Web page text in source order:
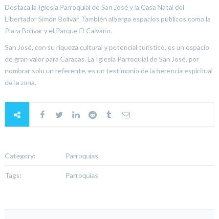
Destaca la Iglesia Parroquial de San José y la Casa Natal del
Libertador Simón Bolívar. También alberga espacios públicos como la
Plaza Bolívar y el Parque El Calvario.
San José, con su riqueza cultural y potencial turístico, es un espacio
de gran valor para Caracas. La Iglesia Parroquial de San José, por
nombrar solo un referente, es un testimonio de la herencia espiritual
de la zona.
Category: Parroquias
Tags: Parroquias